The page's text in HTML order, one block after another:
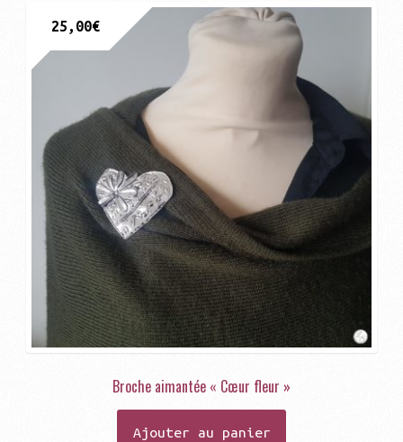
Broche aimantée « Cœur fleur »
25,00€
Ajouter au panier